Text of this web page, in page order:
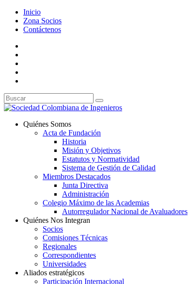
Inicio
Zona Socios
Contáctenos
Quiénes Somos
Acta de Fundación
Historia
Misión y Objetivos
Estatutos y Normatividad
Sistema de Gestión de Calidad
Miembros Destacados
Junta Directiva
Administración
Colegio Máximo de las Academias
Autorregulador Nacional de Avaluadores
Quiénes Nos Integran
Socios
Comisiones Técnicas
Regionales
Correspondientes
Universidades
Aliados estratégicos
Participación Internacional